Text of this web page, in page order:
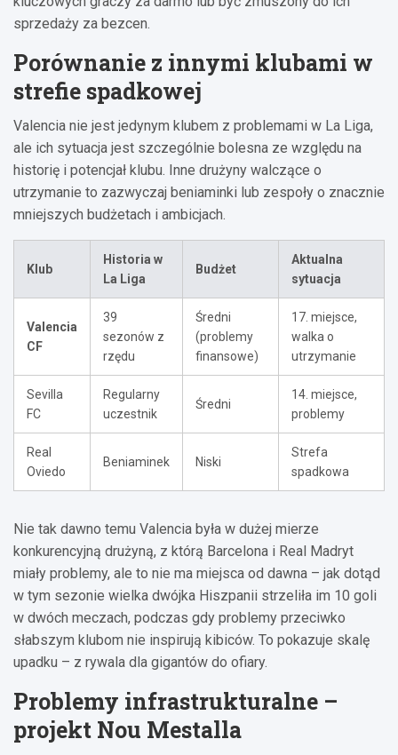
sprzedaży za bezcen.
Porównanie z innymi klubami w
strefie spadkowej
Valencia nie jest jedynym klubem z problemami w La Liga,
ale ich sytuacja jest szczególnie bolesna ze względu na
historię i potencjał klubu. Inne drużyny walczące o
utrzymanie to zazwyczaj beniaminki lub zespoły o znacznie
mniejszych budżetach i ambicjach.
Klub
Historia w
La Liga
Budżet
Aktualna
sytuacja
Valencia
CF
39
sezonów z
rzędu
Średni
(problemy
finansowe)
17. miejsce,
walka o
utrzymanie
Sevilla
FC
Regularny
uczestnik
Średni
14. miejsce,
problemy
Real
Oviedo
Beniaminek Niski
Strefa
spadkowa
Nie tak dawno temu Valencia była w dużej mierze
konkurencyjną drużyną, z którą Barcelona i Real Madryt
miały problemy, ale to nie ma miejsca od dawna – jak dotąd
w tym sezonie wielka dwójka Hiszpanii strzeliła im 10 goli
w dwóch meczach, podczas gdy problemy przeciwko
słabszym klubom nie inspirują kibiców. To pokazuje skalę
upadku – z rywala dla gigantów do ofiary.
Problemy infrastrukturalne –
projekt Nou Mestalla